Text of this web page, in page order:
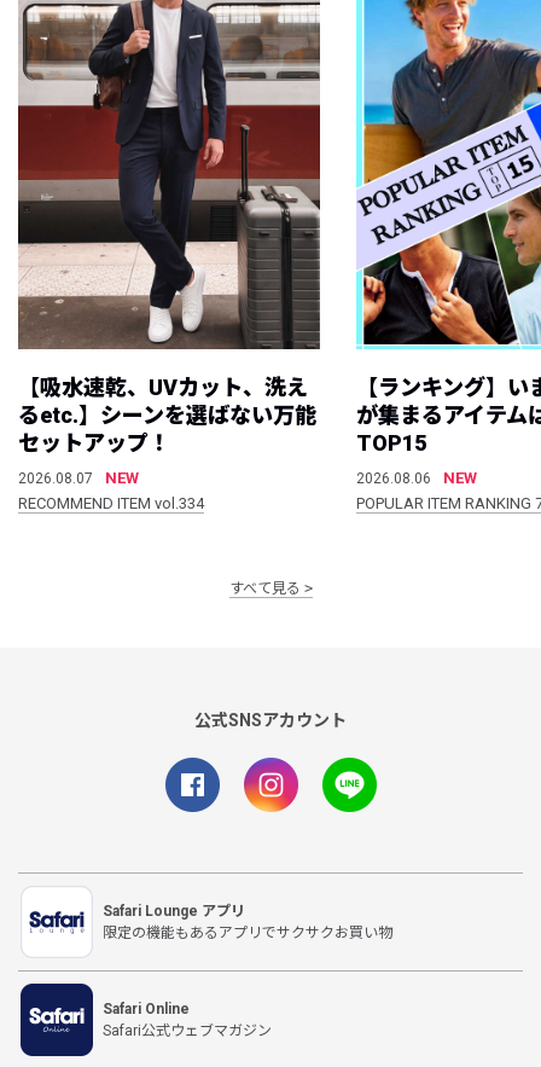
【吸水速乾、UVカット、洗え
るetc.】シーンを選ばない万能
セットアップ！
2026.08.07
NEW
RECOMMEND ITEM vol.334
【ランキング】
が集まるアイテム
TOP15
2026.08.06
NEW
POPULAR ITEM
すべて見る
公式SNSアカウント
Safari Lounge アプリ
限定の機能もあるアプリでサクサクお買い物
Safari Online
Safari公式ウェブマガジン